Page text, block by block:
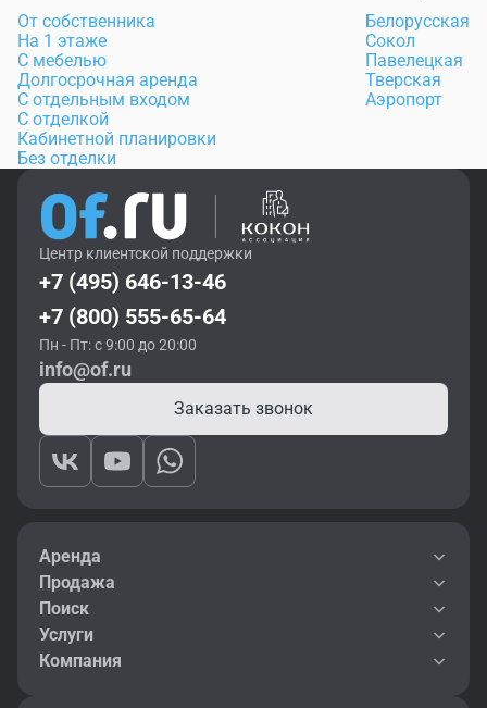
От собственника
На 1 этаже
С мебелью
Долгосрочная аренда
С отдельным входом
С отделкой
Кабинетной планировки
Без отделки
Белорусская
Сокол
Павелецкая
Тверская
Аэропорт
Центр клиентской поддержки
+7 (495) 646-13-46
+7 (800) 555-65-64
Пн - Пт: с 9:00 до 20:00
info@of.ru
Заказать звонок
Аренда
Продажа
Поиск
Услуги
Компания